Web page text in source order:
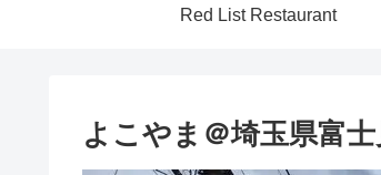
Red List Restaurant
よこやま＠埼玉県富